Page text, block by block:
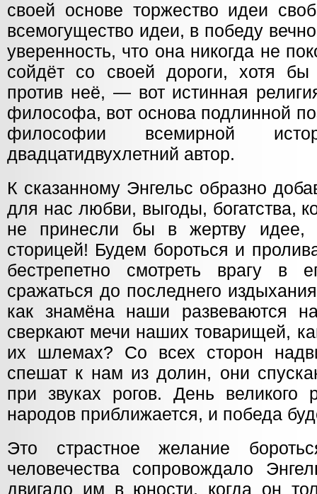
своей основе торжество идеи
всемогущество идеи, в победу
уверенность, что она никогда не
сойдёт со своей дороги, хотя
против неё, — вот истинная
философа, вот основа подлинной
философии всемирной
двадцатидвухлетний автор.
К сказанному Энгельс образно
для нас любви, выгоды, богатства,
не принесли бы в жертву
сторицей! Будем бороться и
бестрепетно смотреть врагу в
сражаться до последнего
как знамёна наши развеваются
сверкают мечи наших товарищей,
их шлемах? Со всех сторон
спешат к нам из долин, они
при звуках рогов. День
народов приближается, и победа
Это страстное желание
человечества сопровождало
двигало им в юности, когда он